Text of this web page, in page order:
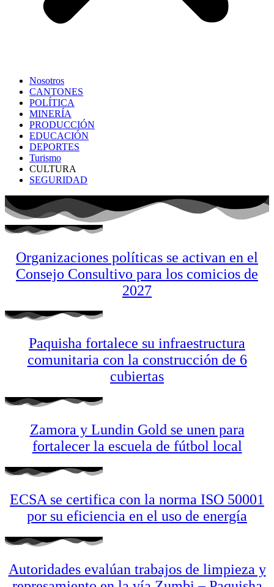
Nosotros
CANTONES
POLÍTICA
MINERÍA
PRODUCCIÓN
EDUCACIÓN
DEPORTES
Turismo
CULTURA
SEGURIDAD
Organizaciones políticas se activan en el
Consejo Consultivo para los comicios de
2027
Paquisha fortalece su infraestructura
comunitaria con la construcción de 6
cubiertas
Zamora y Lundin Gold se unen para
fortalecer la escuela de fútbol local
ECSA se certifica con la norma ISO 50001
por su eficiencia en el uso de energía
Autoridades evalúan trabajos de limpieza y